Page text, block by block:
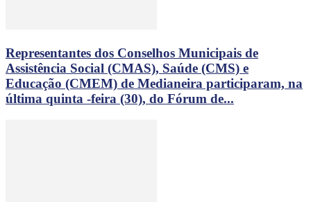
Representantes dos Conselhos Municipais de
Assistência Social (CMAS), Saúde (CMS) e
Educação (CMEM) de Medianeira participaram, na
última quinta -feira (30), do Fórum de...